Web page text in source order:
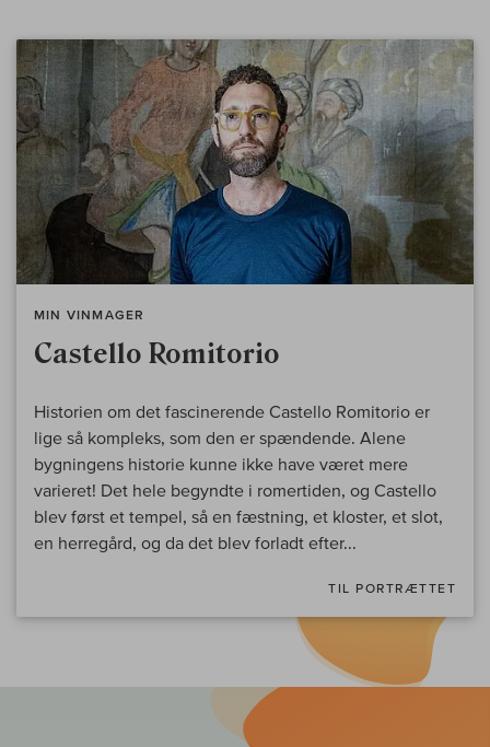
MIN VINMAGER
Castello Romitorio
Historien om det fascinerende Castello Romitorio er
lige så kompleks, som den er spændende. Alene
bygningens historie kunne ikke have været mere
varieret! Det hele begyndte i romertiden, og Castello
blev først et tempel, så en fæstning, et kloster, et slot,
en herregård, og da det blev forladt efter...
TIL PORTRÆTTET